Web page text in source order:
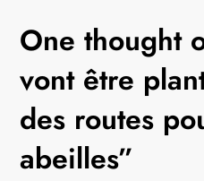
g
a
t
One thought
vont être
des routes
abeilles”